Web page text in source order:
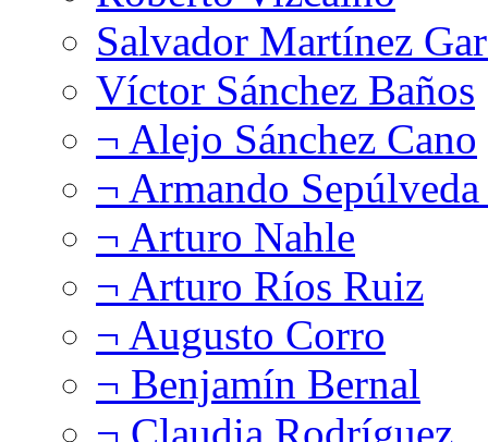
Salvador Martínez
Víctor Sánchez Baños
¬ Alejo Sánchez Cano
¬ Armando
¬ Arturo Nahle
¬ Arturo Ríos Ruiz
¬ Augusto Corro
¬ Benjamín Bernal
¬ Claudia Rodríguez